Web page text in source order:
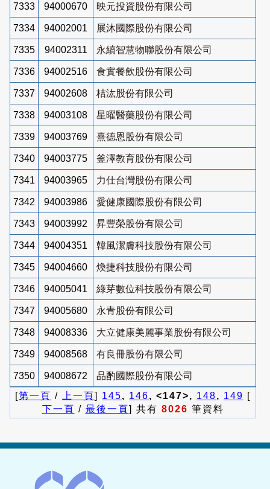
7333 94000670 映元投資股份有限公司
7334 94002001 展沐國際股份有限公司
7335 94002311 永續智慧物聯股份有限公司
7336 94002516 食實餐飲股份有限公司
7337 94002608 桔汯股份有限公司
7338 94003108 星曜醫藥股份有限公司
7339 94003769 熹德恩股份有限公司
7340 94003775 釜澤教育股份有限公司
7341 94003965 力仕台灣股份有限公司
7342 94003986 愛健康國際股份有限公司
7343 94003992 昇豐榮股份有限公司
7344 94004351 韓風潔膚科技股份有限公司
7345 94004660 煥捷科技股份有限公司
7346 94005041 綠芽數位科技股份有限公司
7347 94005680 永青股份有限公司
7348 94008336 大立健康美麗事業股份有限公司
7349 94008568 有良冊股份有限公司
7350 94008672
品酌國際股份有限公司
[第一頁 / 上一頁] 145, 146, <147>, 148, 149 [
下一頁 / 最後一頁] 共有 8026 筆資料